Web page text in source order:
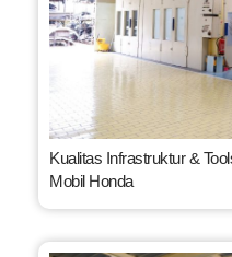
Kualitas Infrastruktur &
Mobil Honda